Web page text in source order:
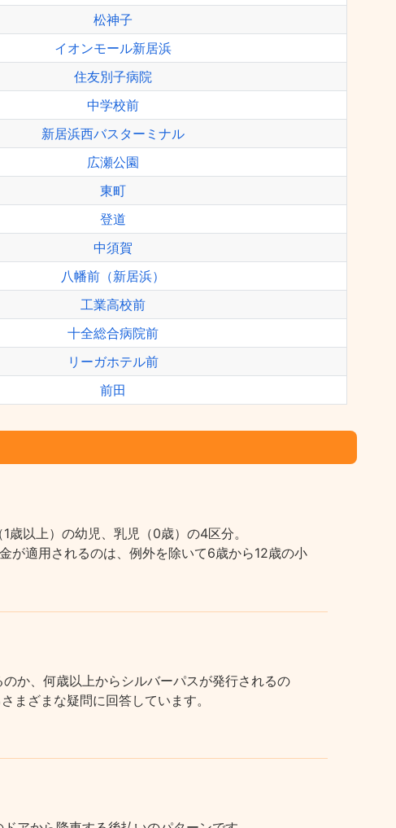
松神子
イオンモール新居浜
住友別子病院
中学校前
新居浜西バスターミナル
広瀬公園
東町
登道
中須賀
八幡前（新居浜）
工業高校前
十全総合病院前
リーガホテル前
前田
以上）の幼児、乳児（0歳）の4区分。
が適用されるのは、例外を除いて6歳から12歳の小
か、何歳以上からシルバーパスが発行されるの
まざまな疑問に回答しています。